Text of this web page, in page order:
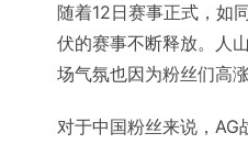
随着12日赛事正式，如
伏的赛事不断释放。人
场气氛也因为粉丝们高
对于中国粉丝来说，AG